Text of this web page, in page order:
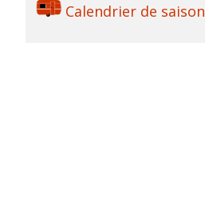
Calendrier de saison